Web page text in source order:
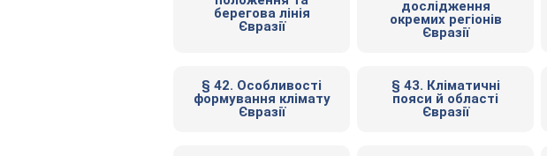
берегова лінія
Євразії
дослідження
окремих регіонів
Євразії
§ 42. Особливості
формування клімату
Євразії
§ 43. Кліматичні
пояси й області
Євразії